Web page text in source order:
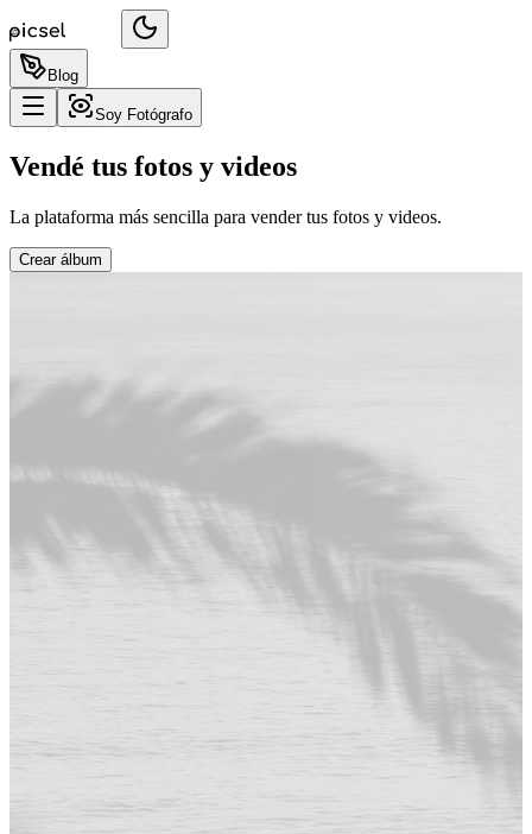
Blog
Soy Fotógrafo
Vendé tus fotos y videos
La plataforma más sencilla para vender tus fotos y videos.
Crear álbum